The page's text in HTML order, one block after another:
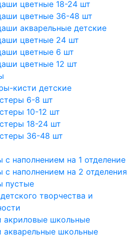
цветные 18-24 шт
цветные 36-48 шт
акварельные детские
цветные 24 шт
цветные 6 шт
цветные 12 шт
кисти детские
6-8 шт
10-12 шт
18-24 шт
36-48 шт
с наполнением на 1 отделение
с наполнением на 2 отделения
пустые
творчества и
акриловые школьные
акварельные школьные